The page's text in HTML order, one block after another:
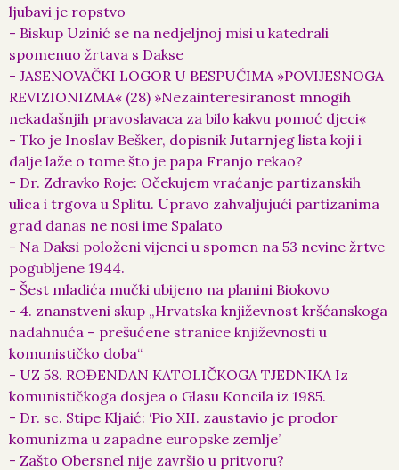
ljubavi je ropstvo
- Biskup Uzinić se na nedjeljnoj misi u katedrali
spomenuo žrtava s Dakse
- JASENOVAČKI LOGOR U BESPUĆIMA »POVIJESNOGA
REVIZIONIZMA« (28) »Nezainteresiranost mnogih
nekadašnjih pravoslavaca za bilo kakvu pomoć djeci«
- Tko je Inoslav Bešker, dopisnik Jutarnjeg lista koji i
dalje laže o tome što je papa Franjo rekao?
- Dr. Zdravko Roje: Očekujem vraćanje partizanskih
ulica i trgova u Splitu. Upravo zahvaljujući partizanima
grad danas ne nosi ime Spalato
- Na Daksi položeni vijenci u spomen na 53 nevine žrtve
pogubljene 1944.
- Šest mladića mučki ubijeno na planini Biokovo
- 4. znanstveni skup „Hrvatska književnost kršćanskoga
nadahnuća – prešućene stranice književnosti u
komunističko doba“
- UZ 58. ROĐENDAN KATOLIČKOGA TJEDNIKA Iz
komunističkoga dosjea o Glasu Koncila iz 1985.
- Dr. sc. Stipe Kljaić: ‘Pio XII. zaustavio je prodor
komunizma u zapadne europske zemlje’
- Zašto Obersnel nije završio u pritvoru?